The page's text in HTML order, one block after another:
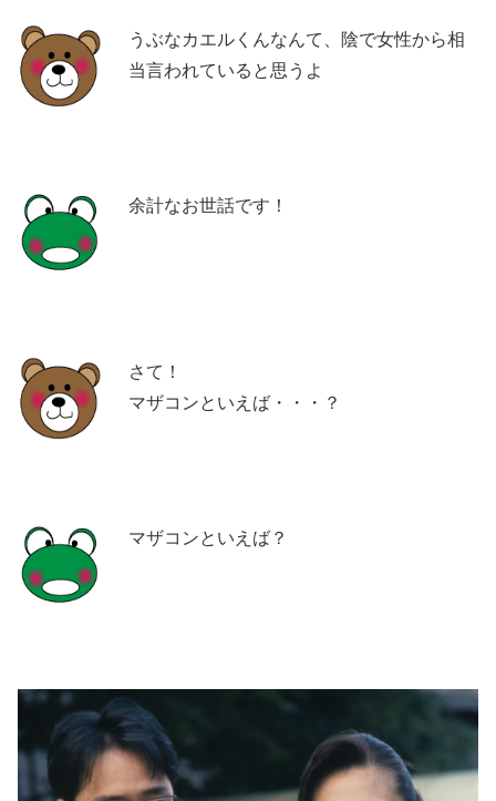
うぶなカエルくんなんて、陰で女性から相
当言われていると思うよ
余計なお世話です！
さて！
マザコンといえば・・・？
マザコンといえば？